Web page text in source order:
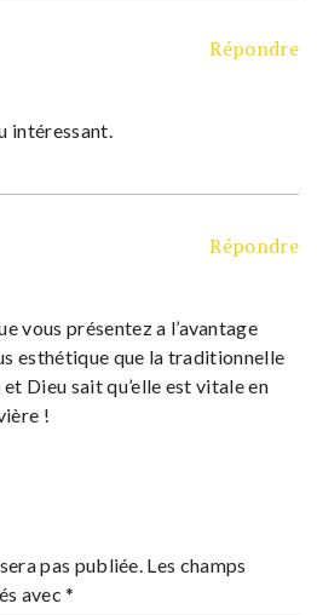
Répondre
intéressant.
Répondre
vous présentez a l’avantage
esthétique que la traditionnelle
Dieu sait qu’elle est vitale en
!
pas publiée. Les champs
avec*